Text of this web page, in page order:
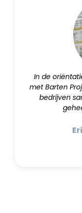
In de
met Barten
bedrijven